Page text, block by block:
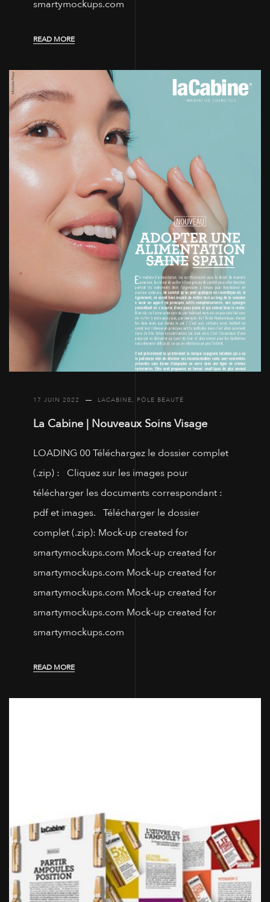
smartymockups.com
READ MORE
17 JUIN 2022 LACABINE, PÔLE BEAUTÉ
La Cabine | Nouveaux Soins Visage
LOADING 00 Téléchargez le dossier complet
(.zip) : Cliquez sur les images pour
télécharger les documents correspondant :
pdf et images. Télécharger le dossier
complet (.zip): Mock-up created for
smartymockups.com Mock-up created for
smartymockups.com Mock-up created for
smartymockups.com Mock-up created for
smartymockups.com Mock-up created for
smartymockups.com
READ MORE